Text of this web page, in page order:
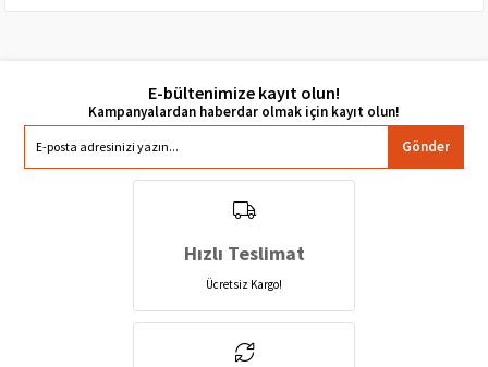
E-bültenimize kayıt olun!
Gönder
Hızlı Teslimat
Ücretsiz Kargo!